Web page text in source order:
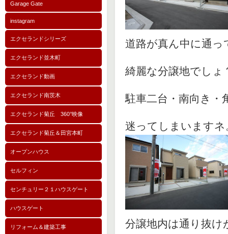
Garage Gate
instagram
エクセランドシリーズ
エクセランド並木町
エクセランド動画
エクセランド南茨木
エクセランド菊丘 360°映像
エクセランド菊丘＆田宮本町
オープンハウス
セルフィン
センチュリー２１ハウスゲート
ハウスゲート
リフォーム＆建築工事
道路が真ん中に通
綺麗な分譲地でしょ
駐車二台・南向き・
迷ってしまいますネ
分譲地内は通り抜